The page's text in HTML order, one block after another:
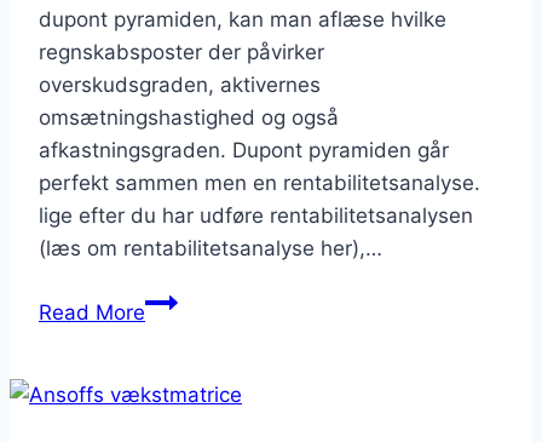
dupont pyramiden, kan man aflæse hvilke
regnskabsposter der påvirker
overskudsgraden, aktivernes
omsætningshastighed og også
afkastningsgraden. Dupont pyramiden går
perfekt sammen men en rentabilitetsanalyse.
lige efter du har udføre rentabilitetsanalysen
(læs om rentabilitetsanalyse her),…
Read MoreDuPont